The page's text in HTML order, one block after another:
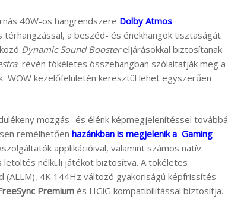
40W-os hangrendszere Dolby Atmos
a beszéd- és énekhangok tisztaságát
Dynamic Sound Boostereljárásokkal biztosítanak
révén tökéletes összehangban szólaltatják meg a
WOW kezelőfelületén keresztül lehet egyszerűen
mozgás- és élénk képmegjelenítéssel továbbá
remélhetően hazánkban is megjelenik a Gaming
applikációival, valamint számos natív
letöltés nélküli játékot biztosítva. A tökéletes
4K 144Hz változó gyakoriságú képfrissítés
Premium és HGiG kompatibilitással biztosítja.